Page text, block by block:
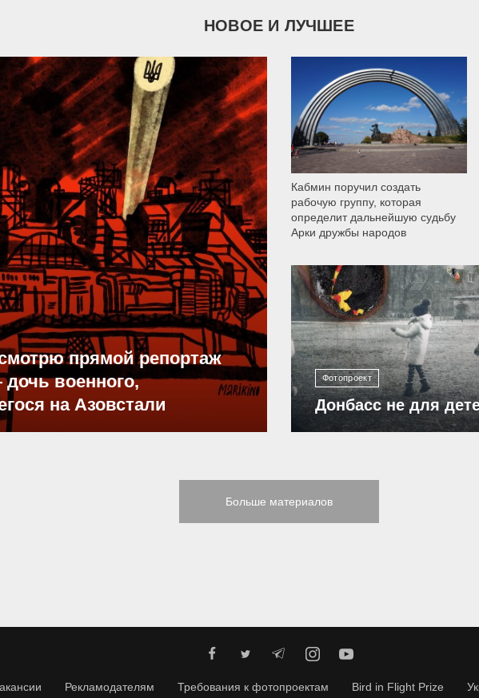
НОВОЕ И ЛУЧШЕЕ
прямой репортаж
военного,
на Азовстали
Кабмин поручил создать
рабочую группу, которая
определит дальнейшую судьбу
Арки дружбы народов
9 787
Фотопроект
Донбасс не для
12 302
Больше материалов
Рекламодателям Требования к фотопроектам Bird in Flight Prize